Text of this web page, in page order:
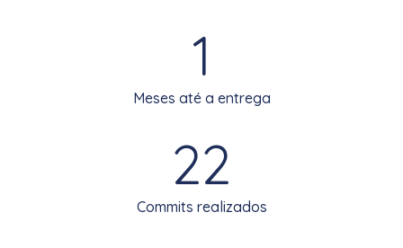
1
Meses até a entrega
22
Commits realizados